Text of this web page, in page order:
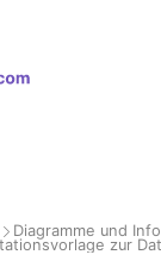
Diagramme und
zur